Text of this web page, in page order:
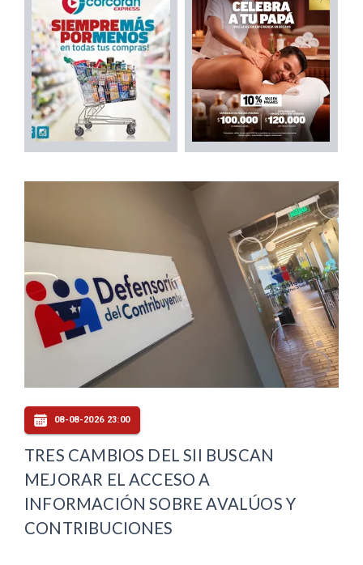
08-08-2026 23:00
TRES CAMBIOS DEL SII BUSCAN
MEJORAR EL ACCESO A
INFORMACIÓN SOBRE AVALÚOS Y
CONTRIBUCIONES